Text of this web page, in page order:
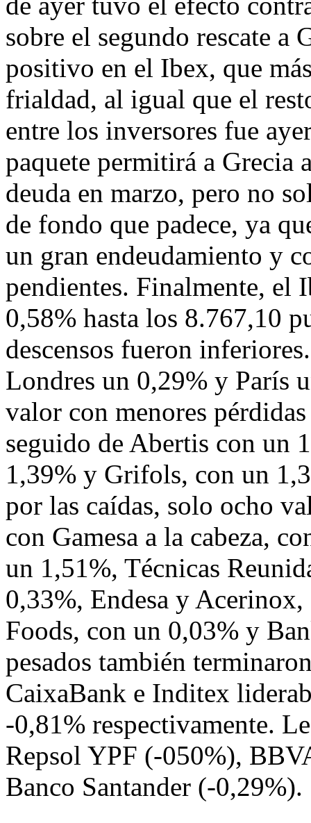
sobre el segundo rescate a
positivo en el Ibex, que
frialdad, al igual que el
entre los inversores fue
paquete permitirá a Grecia
deuda en marzo, pero no
de fondo que padece, ya
un gran endeudamiento y
pendientes. Finalmente, el
0,58% hasta los 8.767,10
descensos fueron
Londres un 0,29% y París
valor con menores
seguido de Abertis con un
1,39% y Grifols, con un
por las caídas, solo ocho
con Gamesa a la cabeza,
un 1,51%, Técnicas
0,33%, Endesa y
Foods, con un 0,03% y
pesados también
CaixaBank e Inditex
-0,81% respectivamente.
Repsol YPF (-050%),
Banco Santander (-0,29%).